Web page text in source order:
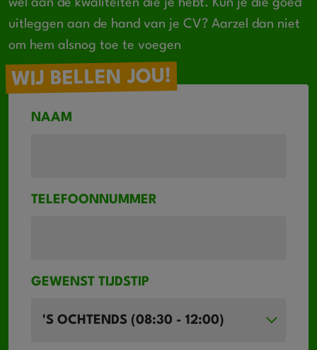
wel aan de kwaliteiten die je hebt. Kun je die goed
uitleggen aan de hand van je CV? Aarzel dan niet
om hem alsnog toe te voegen
WIJ BELLEN JOU!
NAAM
TELEFOONNUMMER
GEWENST TIJDSTIP